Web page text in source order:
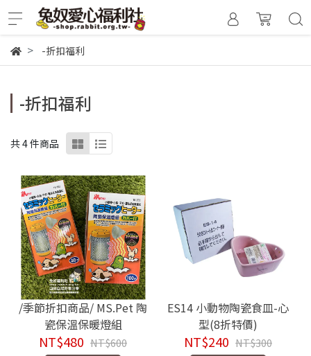
-折扣福利
-折扣福利
共 4 件商品
/季節折扣商品/ MS.Pet 陶
瓷保溫保暖燈組
NT$480 NT$600
ES14 小動物陶瓷食皿-心
型(8折特價)
NT$240 NT$300